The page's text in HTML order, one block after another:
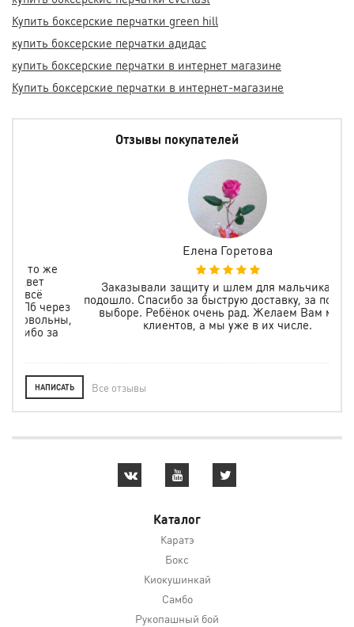
Купить боксерские перчатки green hill
купить боксерские перчатки адидас
купить боксерские перчатки в интернет магазине
Купить боксерские перчатки в интернет-магазине
Отзывы покупателей
Елена Горетова
Заказывали защиту и шлем для мальчика, все
подошло. Спасибо за быструю доставку, за помощь в
выборе. Ребёнок очень рад. Желаем Вам много
клиентов, а мы уже в их числе.
НАПИСАТЬ Все отзывы
Каталог
Каратэ
Бокс
Киокушинкай
Самбо
Рукопашный бой